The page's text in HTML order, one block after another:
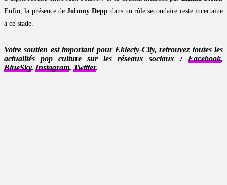
Enfin, la présence deJohnny Depp dans un rôle secondaire reste incertaine
à ce stade.
Votre soutien est important pour Eklecty-City, retrouvez toutes les
actualités pop culture sur les réseaux sociaux : Facebook,
BlueSky, Instagram, Twitter.